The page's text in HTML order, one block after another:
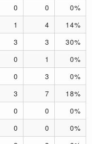
0 0
0%
1 4
14%
3 3
30%
0 1
0%
0 3
0%
3 7
18%
0 0
0%
0 0
0%